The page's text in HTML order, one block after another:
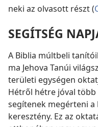
neki az olvasott részt (
SEGÍTSÉG
A Biblia múltbeli
ma Jehova Tanúi
területi egységen
Hétről hétre jóval
segítenek megérteni a
keresztény. Ez az